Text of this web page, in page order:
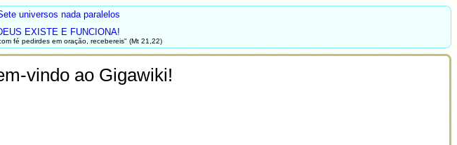
universos nada paralelos
EXISTE E FUNCIONA!
fé pedirdes em oração, recebereis" (Mt 21,22)
vindo ao Gigawiki!